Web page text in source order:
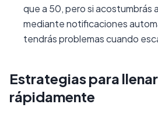
que a 50, pero si acostumbrás
mediante notificaciones
tendrás problemas cuando
Estrategias para
rápidamente